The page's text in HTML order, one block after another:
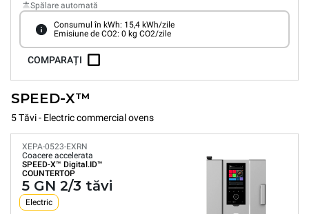
Spălare automată
Consumul în kWh: 15,4 kWh/zile
Emisiune de CO2: 0 kg CO2/zile
COMPARAȚI
SPEED-X™
5 Tăvi - Electric commercial ovens
XEPA-0523-EXRN
Coacere accelerata
SPEED-X™ Digital.ID™
COUNTERTOP
5 GN 2/3 tăvi
Electric